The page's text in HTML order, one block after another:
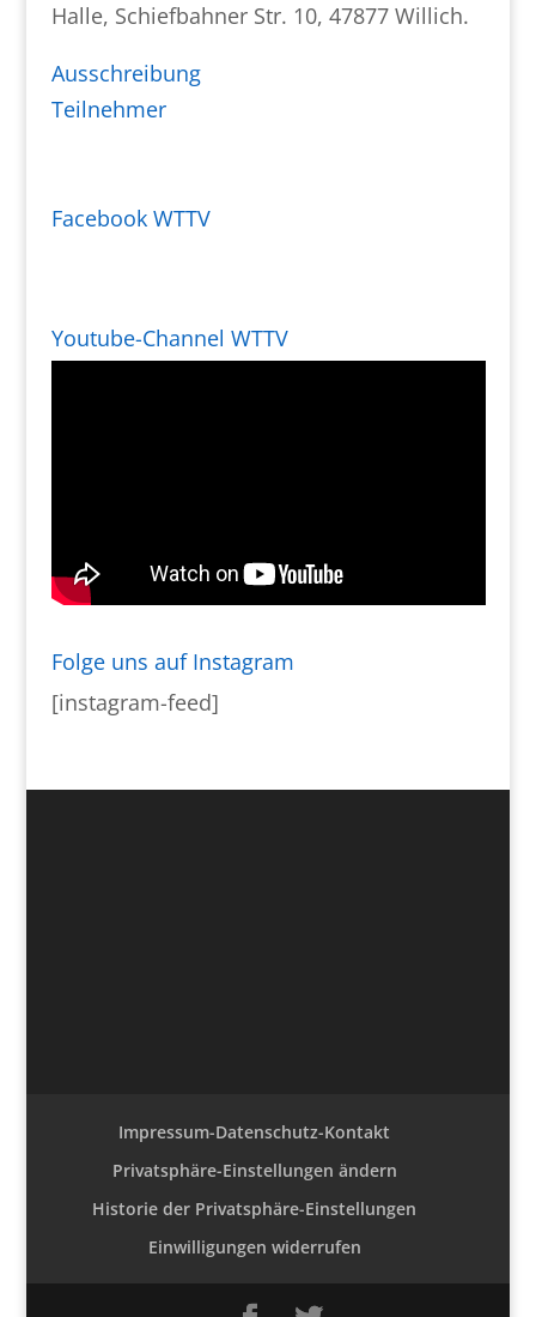
Halle, Schiefbahner Str. 10, 47877 Willich.
Ausschreibung
Teilnehmer
Facebook WTTV
Youtube-Channel WTTV
Folge uns auf Instagram
[instagram-feed]
Impressum-Datenschutz-Kontakt
Privatsphäre-Einstellungen ändern
Historie der Privatsphäre-Einstellungen
Einwilligungen widerrufen